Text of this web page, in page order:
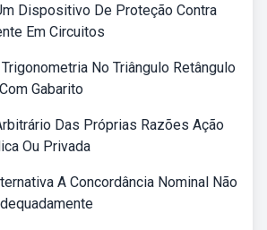
Dispositivo De Proteção Contra
Em Circuitos
No Triângulo Retângulo
Gabarito
Das Próprias Razões Ação
Ou Privada
A Concordância Nominal Não